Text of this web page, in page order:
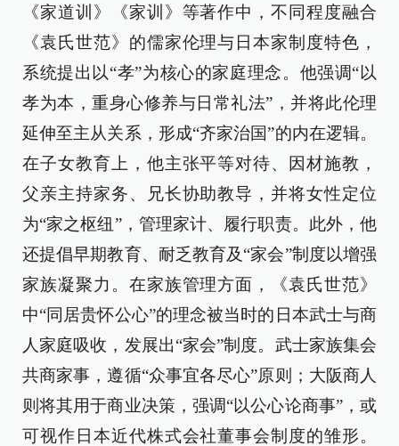
《家道训》《家训》等著作中，不同程度融合
《袁氏世范》的儒家伦理与日本家制度特色，
系统提出以“孝”为核心的家庭理念。他强调“以
孝为本，重身心修养与日常礼法”，并将此伦理
延伸至主从关系，形成“齐家治国”的内在逻辑。
在子女教育上，他主张平等对待、因材施教，
父亲主持家务、兄长协助教导，并将女性定位
为“家之枢纽”，管理家计、履行职责。此外，他
还提倡早期教育、耐乏教育及“家会”制度以增强
家族凝聚力。在家族管理方面，《袁氏世范》
中“同居贵怀公心”的理念被当时的日本武士与商
人家庭吸收，发展出“家会”制度。武士家族集会
共商家事，遵循“众事宜各尽心”原则；大阪商人
则将其用于商业决策，强调“以公心论商事”，或
可视作日本近代株式会社董事会制度的雏形。